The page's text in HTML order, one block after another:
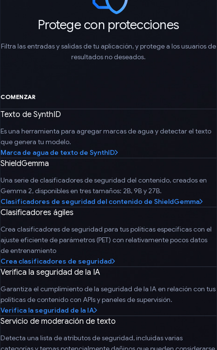
Protege con protecciones
Filtra las entradas y salidas de tu aplicación, y protege a los usuarios de
resultados no deseados.
COMENZAR
Texto de SynthID
Es una herramienta para agregar marcas de agua y detectar el texto
que genera tu modelo.
Marca de agua de texto de SynthID
ShieldGemma
Una serie de clasificadores de seguridad del contenido, creados en
Gemma 2, disponibles en tres tamaños: 2B, 9B y 27B.
Clasificadores de seguridad del contenido de ShieldGemma
Clasificadores ágiles
Crea clasificadores de seguridad para tus políticas específicas con el
ajuste eficiente de parámetros (PET) con relativamente pocos datos
de entrenamiento
Crea clasificadores de seguridad
Verifica la seguridad de la IA
Garantiza el cumplimiento de la seguridad de la IA en relación con tus
políticas de contenido con APIs y paneles de supervisión.
Verifica la seguridad de la IA
Servicio de moderación de texto
Detecta una lista de atributos de seguridad, incluidas varias